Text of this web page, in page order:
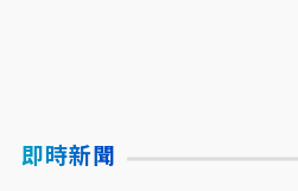
即時新聞